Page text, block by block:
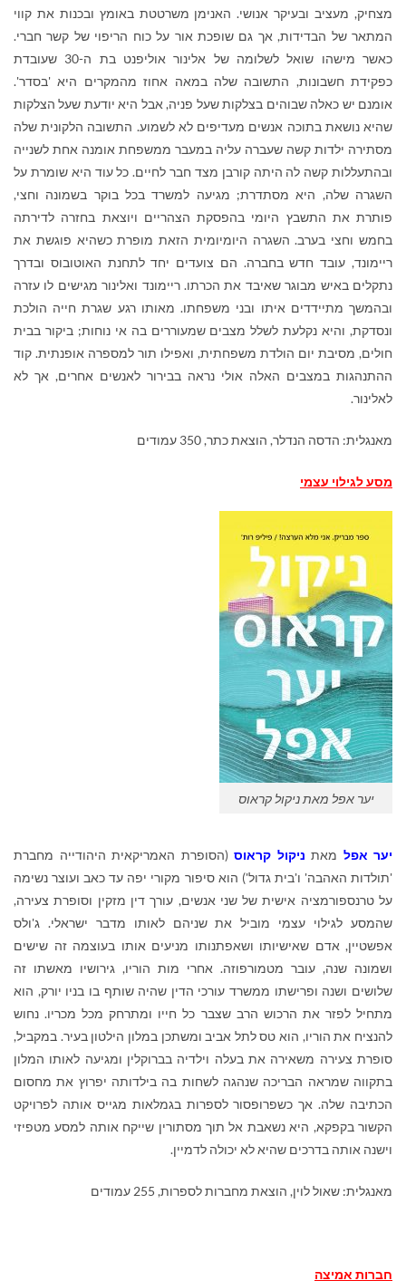
מצחיק, מעציב ובעיקר אנושי. האנימן משרטטת באומץ ובכנות את קווי
המתאר של הבדידות, אך גם שופכת אור על כוח הריפוי של קשר חברי.
כאשר מישהו שואל לשלומה של אלינור אוליפנט בת ה-30 שעובדת
כפקידת חשבונות, התשובה שלה במאה אחוז מהמקרים היא 'בסדר'.
אומנם יש כאלה שבוהים בצלקות שעל פניה, אבל היא יודעת שעל הצלקות
שהיא נושאת בתוכה אנשים מעדיפים לא לשמוע. התשובה הלקונית שלה
מסתירה ילדות קשה שעברה עליה במעבר ממשפחת אומנה אחת לשנייה
ובהתעללות קשה לה היתה קורבן מצד חבר לחיים. כל עוד היא שומרת על
השגרה שלה, היא מסתדרת; מגיעה למשרד בכל בוקר בשמונה וחצי,
פותרת את התשבץ היומי בהפסקת הצהריים ויוצאת בחזרה לדירתה
בחמש וחצי בערב. השגרה היומיומית הזאת מופרת כשהיא פוגשת את
ריימונד, עובד חדש בחברה. הם צועדים יחד לתחנת האוטובוס ובדרך
נתקלים באיש מבוגר שאיבד את הכרתו. ריימונד ואלינור מגישים לו עזרה
ובהמשך מתיידדים איתו ובני משפחתו. מאותו רגע שגרת חייה הולכת
ונסדקת, והיא נקלעת לשלל מצבים שמעוררים בה אי נוחות; ביקור בבית
חולים, מסיבת יום הולדת משפחתית, ואפילו תור למספרה אופנתית. קוד
ההתנהגות במצבים האלה אולי נראה בבירור לאנשים אחרים, אך לא
לאלינור.
מאנגלית: הדסה הנדלר, הוצאת כתר, 350 עמודים
מסע לגילוי עצמי
יער אפל מאת ניקול קראוס
יער אפל מאת ניקול קראוס (הסופרת האמריקאית היהודייה מחברת
'תולדות האהבה' ו'בית גדול') הוא סיפור מקורי יפה עד כאב ועוצר נשימה
על טרנספורמציה אישית של שני אנשים, עורך דין מזקין וסופרת צעירה,
שהמסע לגילוי עצמי מוביל את שניהם לאותו מדבר ישראלי. ג'ולס
אפשטיין, אדם שאישיותו ושאפתנותו מניעים אותו בעוצמה זה שישים
ושמונה שנה, עובר מטמורפוזה. אחרי מות הוריו, גירושיו מאשתו זה
שלושים ושנה ופרישתו ממשרד עורכי הדין שהיה שותף בו בניו יורק, הוא
מתחיל לפזר את הרכוש הרב שצבר כל חייו ומתרחק מכל מכריו. נחוש
להנציח את הוריו, הוא טס לתל אביב ומשתכן במלון הילטון בעיר. במקביל,
סופרת צעירה משאירה את בעלה וילדיה בברוקלין ומגיעה לאותו המלון
בתקווה שמראה הבריכה שנהגה לשחות בה בילדותה יפרוץ את מחסום
הכתיבה שלה. אך כשפרופסור לספרות בגמלאות מגייס אותה לפרויקט
הקשור בקפקא, היא נשאבת אל תוך מסתורין שייקח אותה למסע מטפיזי
וישנה אותה בדרכים שהיא לא יכולה לדמיין.
מאנגלית: שאול לוין, הוצאת מחברות לספרות, 255 עמודים
חברות אמיצה